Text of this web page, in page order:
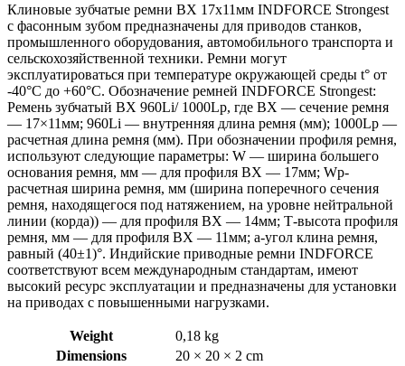
Клиновые зубчатые ремни BX 17х11мм INDFORCE Strongest
с фасонным зубом предназначены для приводов станков,
промышленного оборудования, автомобильного транспорта и
сельскохозяйственной техники. Ремни могут
эксплуатироваться при температуре окружающей среды t° от
-40°С до +60°С. Обозначение ремней INDFORCE Strongest:
Ремень зубчатый BХ 960Li/ 1000Lp, где BХ — сечение ремня
— 17×11мм; 960Li — внутренняя длина ремня (мм); 1000Lp —
расчетная длина ремня (мм). При обозначении профиля ремня,
используют следующие параметры: W — ширина большего
основания ремня, мм — для профиля BХ — 17мм; Wp-
расчетная ширина ремня, мм (ширина поперечного сечения
ремня, находящегося под натяжением, на уровне нейтральной
линии (корда)) — для профиля BX — 14мм; Т-высота профиля
ремня, мм — для профиля BХ — 11мм; a-угол клина ремня,
равный (40±1)°. Индийские приводные ремни INDFORCE
соответствуют всем международным стандартам, имеют
высокий ресурс эксплуатации и предназначены для установки
на приводах с повышенными нагрузками.
Weight
0,18 kg
Dimensions
20 × 20 × 2 cm